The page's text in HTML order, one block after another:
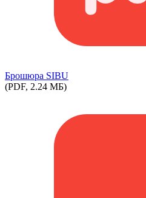
Брошюра SIBU
(PDF, 2.24 МБ)